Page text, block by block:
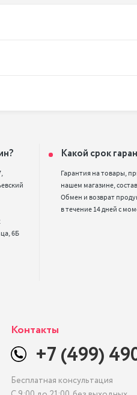
Какой срок
Гарантия на товары,
нашем магазине,
Обмен и возврат
в течение 14 дней с
Контакты
+7 (499)
Бесплатная консультация